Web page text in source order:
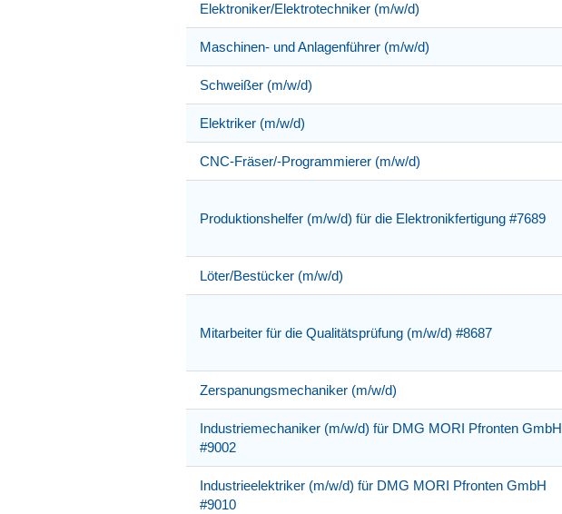
Elektroniker/Elektrotechniker (m/w/d)
Maschinen- und Anlagenführer (m/w/d)
Schweißer (m/w/d)
Elektriker (m/w/d)
CNC-Fräser/-Programmierer (m/w/d)
Produktionshelfer (m/w/d) für die Elektronikfertigung #7689
Löter/Bestücker (m/w/d)
Mitarbeiter für die Qualitätsprüfung (m/w/d) #8687
Zerspanungsmechaniker (m/w/d)
Industriemechaniker (m/w/d) für DMG MORI Pfronten GmbH
#9002
Industrieelektriker (m/w/d) für DMG MORI Pfronten GmbH
#9010